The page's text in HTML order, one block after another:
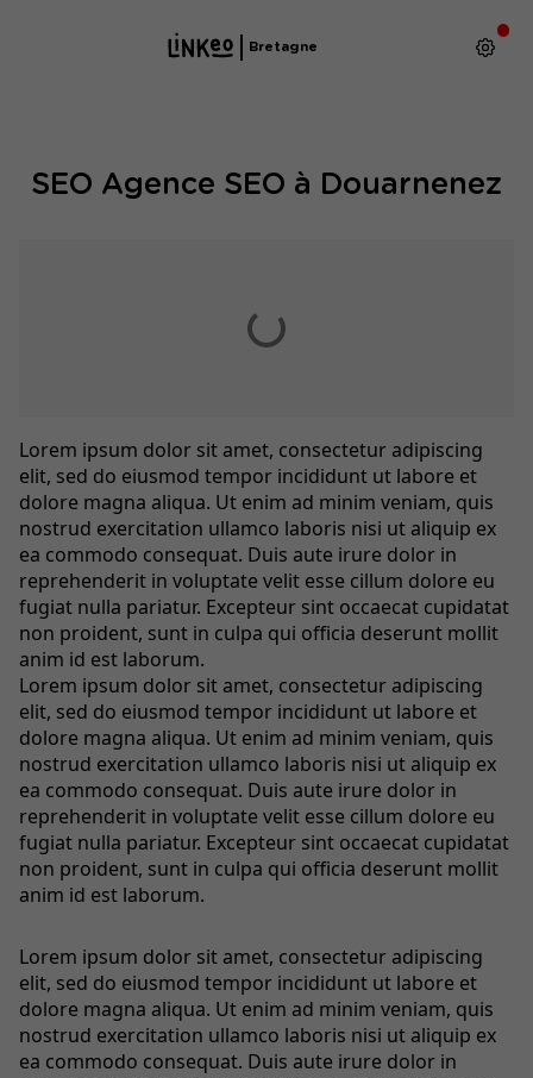
Bretagne
SEO Agence SEO à Douarnenez
Lorem ipsum dolor sit amet, consectetur adipiscing
elit, sed do eiusmod tempor incididunt ut labore et
dolore magna aliqua. Ut enim ad minim veniam, quis
nostrud exercitation ullamco laboris nisi ut aliquip ex
ea commodo consequat. Duis aute irure dolor in
reprehenderit in voluptate velit esse cillum dolore eu
fugiat nulla pariatur. Excepteur sint occaecat cupidatat
non proident, sunt in culpa qui officia deserunt mollit
anim id est laborum.
Lorem ipsum dolor sit amet, consectetur adipiscing
elit, sed do eiusmod tempor incididunt ut labore et
dolore magna aliqua. Ut enim ad minim veniam, quis
nostrud exercitation ullamco laboris nisi ut aliquip ex
ea commodo consequat. Duis aute irure dolor in
reprehenderit in voluptate velit esse cillum dolore eu
fugiat nulla pariatur. Excepteur sint occaecat cupidatat
non proident, sunt in culpa qui officia deserunt mollit
anim id est laborum.
Lorem ipsum dolor sit amet, consectetur adipiscing
elit, sed do eiusmod tempor incididunt ut labore et
dolore magna aliqua. Ut enim ad minim veniam, quis
nostrud exercitation ullamco laboris nisi ut aliquip ex
ea commodo consequat. Duis aute irure dolor in